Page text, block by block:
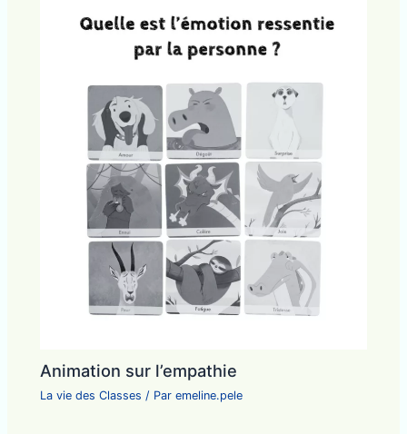
Animation sur l’empathie
La vie des Classes / Paremeline.pele